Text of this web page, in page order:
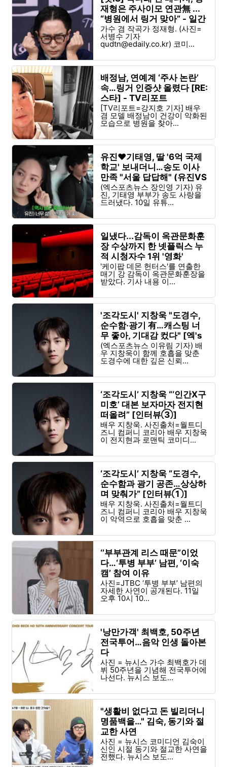
재형은 주사이모 연관無 ...
“병원에서 링거 맞아” - 일간
스포츠
가수 겸 작곡가 정재형. (사진=
서병수 기자
qudtn@edaily.co.kr) 코미...
배정남, 연예계 ‘주사 논란’
속…링거 인증샷 올렸다 [RE:
스타] - TV리포트
[TV리포트=강지호 기자] 배우
겸 모델 배정남이 건강이 악화된
모습으로 병원을 찾아...
유진♥기태영, 딸 '6억 국제
학교' 보내더니…송도 이사
만족 "서울 답답해" (유진VS
태영) - 엑스포츠뉴스
(엑스포츠뉴스 장인영 기자) 유
진, 기태영 부부가 송도 사랑을
드러냈다. 10일 유튜...
일냈다...감독이 옥관문화훈
장 수상까지 한 넷플릭스 누
적 시청자수 1위 '영화'
'케이팝 데몬 헌터스'를 연출한
매기 강 감독이 옥관문화훈장을
받았다. 기사 내용 이...
'조각도시' 지창욱 "도경수,
순수함·광기 有…캐스팅 너
무 좋아, 기대감 컸다" [엑's
인터뷰]
(엑스포츠뉴스 이유림 기자) 배
우 지창욱이 함께 호흡을 맞춘
도경수에 대한 깊은 신뢰...
‘조각도시’ 지창욱 “‘인간X구
미호’ 대본 보자마자 전지현
떠올려” [인터뷰③]
배우 지창욱. 사진출처=월트디
즈니 컴퍼니 코리아 배우 지창욱
이 전지현과 로맨틱 코미디...
‘조각도시’ 지창욱 “도경수,
순수함과 광기 공존…상상하
며 맞춰가” [인터뷰①]
배우 지창욱. 사진출처=월트디
즈니 컴퍼니 코리아 배우 지창욱
이 악역으로 호흡을 맞춘 ...
‘’부부관계 리스 때문”이었
다…‘투병 부부’ 남편, ‘이숙
캠’ 참여 이유
사진=JTBC ‘투병 부부’ 남편의
자세한 사연이 공개된다. 11일
오후 10시 10...
'낭만가객' 최백호, 50주년
전국투어…음악 인생 돌아본
다
사진 = 뉴시스 가수 최백호가 데
뷔 50주년을 기념해 전국투어에
나선다. 뉴시스 보도...
"생활비 없다고 돈 빌리더니
명품백을…" 김숙, 동기와 절
교한 사연
사진 = 뉴시스 코미디언 김숙이
신인 시절 동기와 절교한 사연을
전했다. 뉴시스 보도...